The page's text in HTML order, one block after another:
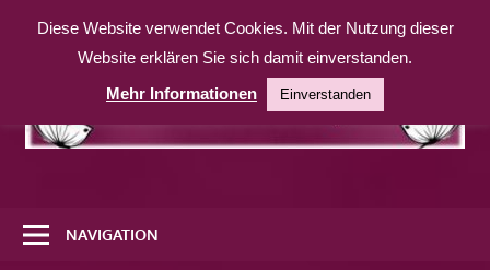
Inhalt
weitereNAVIGATION
Diese Website verwendet Cookies. Mit der Nutzung dieser
Website erklären Sie sich damit einverstanden.
Mehr Informationen
Einverstanden